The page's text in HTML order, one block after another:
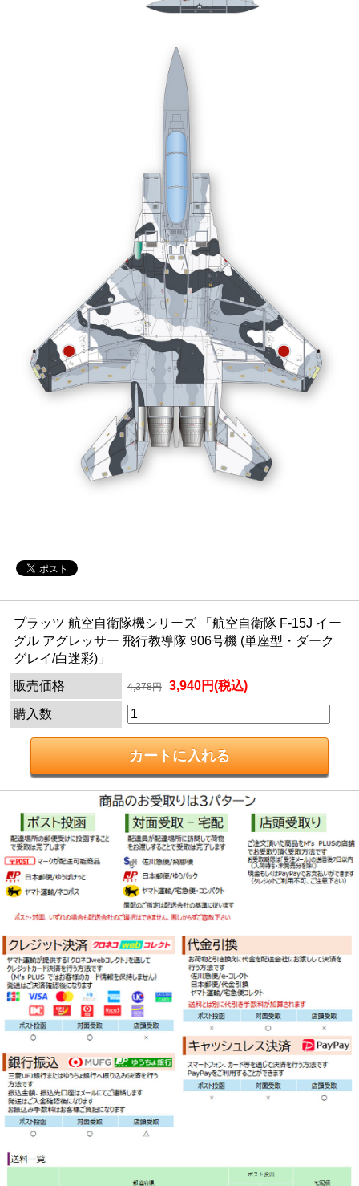
プラッツ 航空自衛隊機シリーズ 「航空自衛隊 F-15J イー
グル アグレッサー 飛行教導隊 906号機 (単座型・ダーク
グレイ/白迷彩)」
販売価格
4,378円 3,940円(税込)
購入数